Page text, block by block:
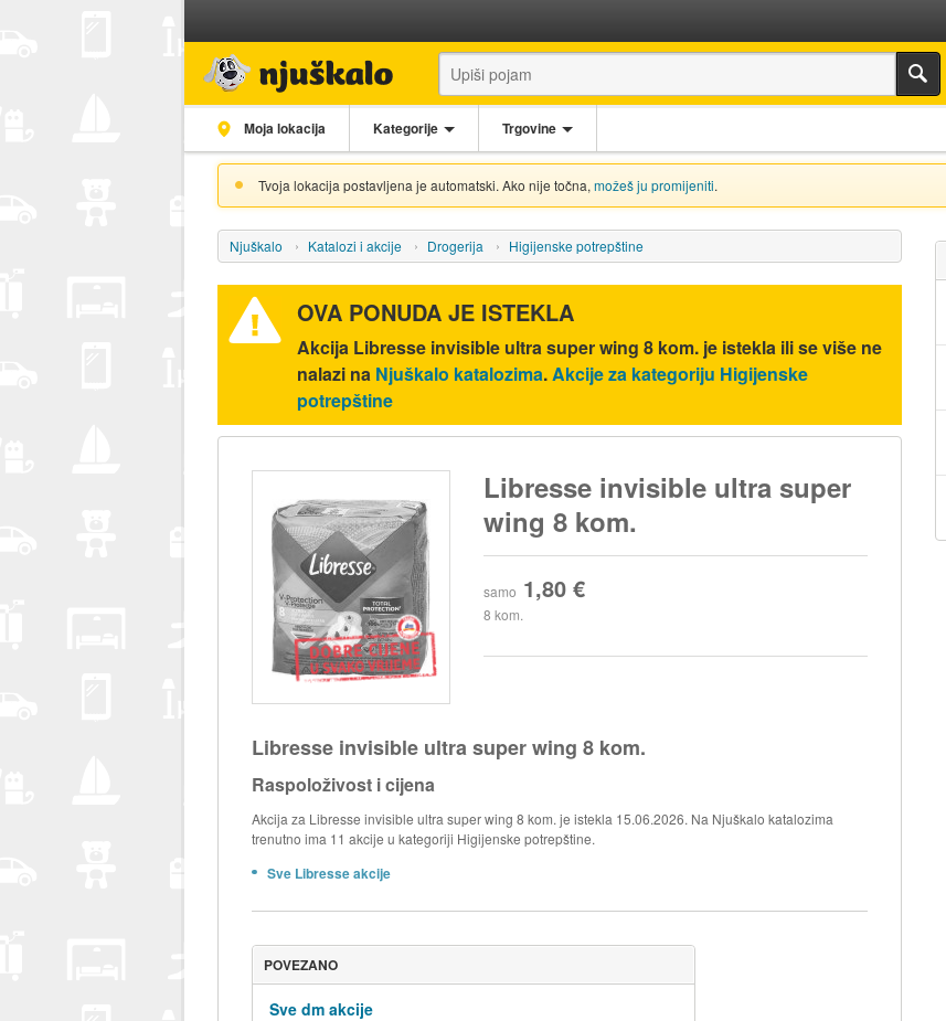
Moja lokacija Kategorije Trgovine
Tvoja lokacija postavljena je automatski. Ako nije točna, možeš ju promijeniti.
Njuškalo Katalozi i akcije Drogerija Higijenske potrepštine
OVA PONUDA JE ISTEKLA
Akcija Libresse invisible ultra super wing 8 kom. je istekla ili se više ne
nalazi na Njuškalo katalozima.Akcije za kategoriju Higijenske
potrepštine
Libresse invisible ultra super
wing 8 kom.
samo 1,80 €
8 kom.
Libresse invisible ultra super wing 8 kom.
Raspoloživost i cijena
Akcija za Libresse invisible ultra super wing 8 kom. je istekla 15.06.2026. Na Njuškalo katalozima
trenutno ima 11 akcije u kategoriji Higijenske potrepštine.
Sve Libresse akcije
POVEZANO
Sve dm akcije